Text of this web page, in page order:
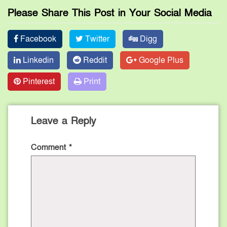
Please Share This Post in Your Social Media
Facebook Twitter
Digg
Linkedin
Reddit
Google Plus
Pinterest
Print
Leave a Reply
Comment *